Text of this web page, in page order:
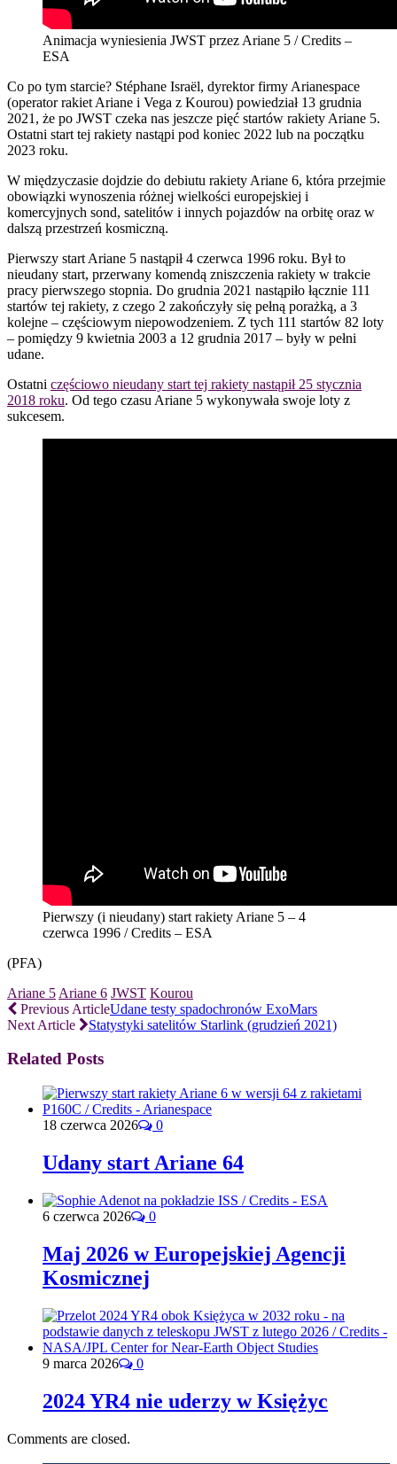
Animacja wyniesienia JWST przez Ariane 5 / Credits –
ESA
Co po tym starcie? Stéphane Israël, dyrektor firmy Arianespace
(operator rakiet Ariane i Vega z Kourou) powiedział 13 grudnia
2021, że po JWST czeka nas jeszcze pięć startów rakiety Ariane 5.
Ostatni start tej rakiety nastąpi pod koniec 2022 lub na początku
2023 roku.
W międzyczasie dojdzie do debiutu rakiety Ariane 6, która przejmie
obowiązki wynoszenia różnej wielkości europejskiej i
komercyjnych sond, satelitów i innych pojazdów na orbitę oraz w
dalszą przestrzeń kosmiczną.
Pierwszy start Ariane 5 nastąpił 4 czerwca 1996 roku. Był to
nieudany start, przerwany komendą zniszczenia rakiety w trakcie
pracy pierwszego stopnia. Do grudnia 2021 nastąpiło łącznie 111
startów tej rakiety, z czego 2 zakończyły się pełną porażką, a 3
kolejne – częściowym niepowodzeniem. Z tych 111 startów 82 loty
– pomiędzy 9 kwietnia 2003 a 12 grudnia 2017 – były w pełni
udane.
Ostatni częściowo nieudany start tej rakiety nastąpił 25 stycznia
2018 roku. Od tego czasu Ariane 5 wykonywała swoje loty z
sukcesem.
Pierwszy (i nieudany) start rakiety Ariane 5 – 4
czerwca 1996 / Credits – ESA
(PFA)
Ariane 5 Ariane 6 JWST Kourou
Previous ArticleUdane testy spadochronów ExoMars
Next Article
Statystyki satelitów Starlink (grudzień 2021)
Related Posts
18 czerwca 2026 0
Udany start Ariane 64
6 czerwca 2026 0
Maj 2026 w Europejskiej Agencji
Kosmicznej
9 marca 2026 0
2024 YR4 nie uderzy w Księżyc
Comments are closed.